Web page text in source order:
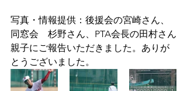
写真・情報提供：後援会の宮崎さん、
同窓会　杉野さん、PTA会長の田村さん
親子にご報告いただきました。ありが
とうございました。